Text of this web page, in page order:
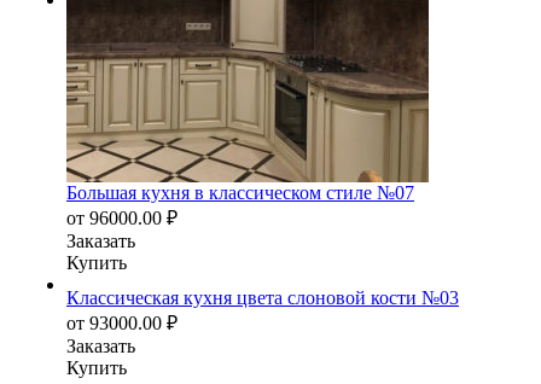
Большая кухня в классическом стиле №07
от 96000.00 ₽
Заказать
Купить
Классическая кухня цвета слоновой кости №03
от 93000.00 ₽
Заказать
Купить